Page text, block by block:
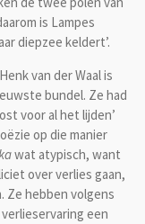
is Lampes
diepzee keldert’.
van der Waal is
bundel. Ze had
voor al het lijden’
op die manier
wat atypisch, want
over verlies gaan,
Ze hebben volgens
een